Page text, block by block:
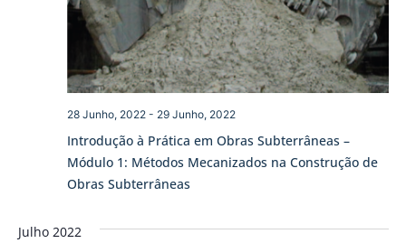
Introdução à Prática em Obras Subterrâneas –
Módulo 1: Métodos Mecanizados na Construção de
Obras Subterrâneas
28 Junho, 2022- 29 Junho, 2022
Julho 2022